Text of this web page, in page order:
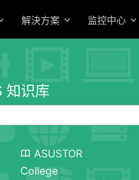
解決方案 监控中心
知识库
ASUSTOR
College